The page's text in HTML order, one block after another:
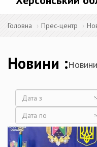
Головна Прес-центр
Новини Новини
Дата
Дата